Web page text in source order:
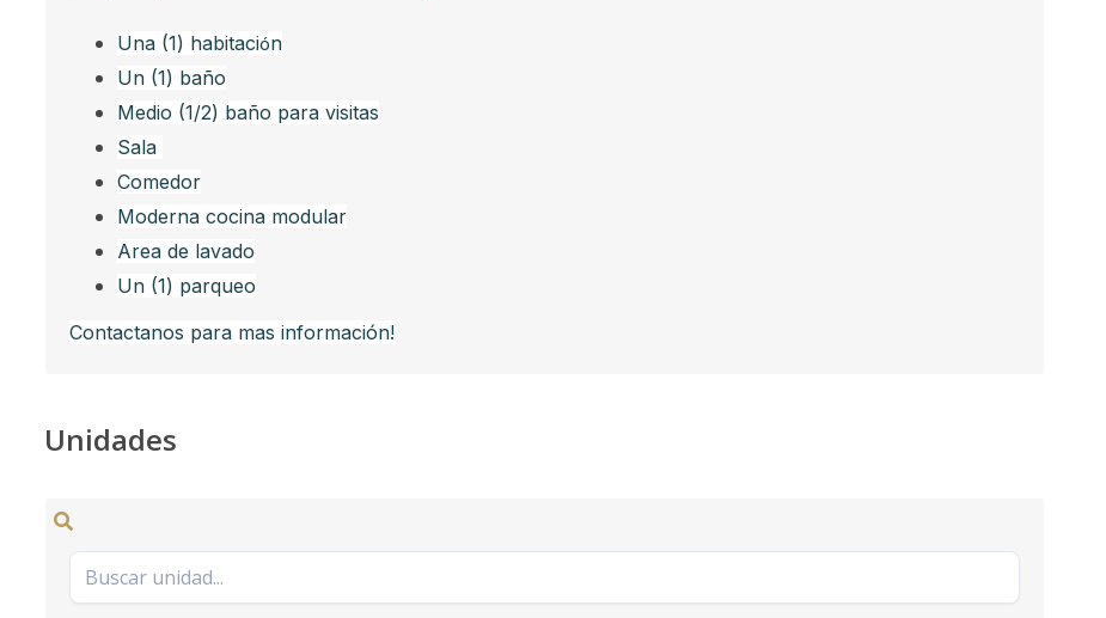
Una (1) habitación
Un (1) baño
Medio (1/2) baño para visitas
Sala
Comedor
Moderna cocina modular
Area de lavado
Un (1) parqueo
Contactanos para mas información!
Unidades